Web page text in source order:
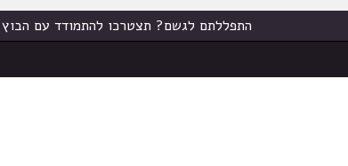
התפללתם לגשם? תצטרכו להתמודד עם